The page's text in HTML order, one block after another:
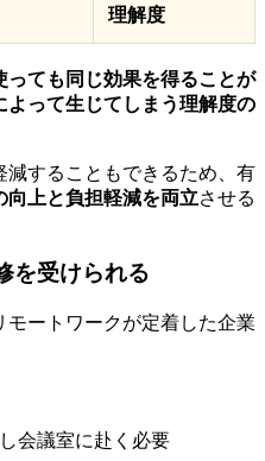
理解度
っても同じ効果を得ることが
って生じてしまう理解度の
することもできるため、有
向上と負担軽減を両立させる
を受けられる
ートワークが定着した企業
会議室に赴く必要